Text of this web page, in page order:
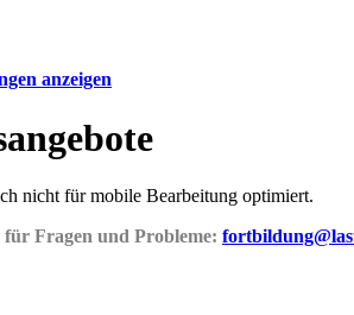
anzeigen
nicht für mobile Bearbeitung optimiert.
Fragen und Probleme: